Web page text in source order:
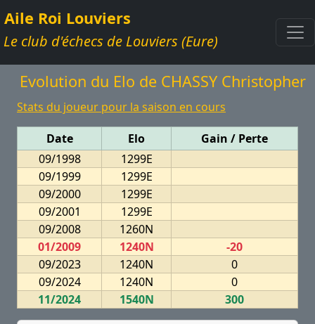
Aile Roi Louviers
Le club d'échecs de Louviers (Eure)
Evolution du Elo de CHASSY Christopher
Stats du joueur pour la saison en cours
Date Elo
Gain / Perte
09/1998
1299E
09/1999
1299E
09/2000
1299E
09/2001
1299E
09/2008
1260N
01/2009
1240N
-20
09/2023
1240N
0
09/2024
1240N
0
11/2024
1540N 300